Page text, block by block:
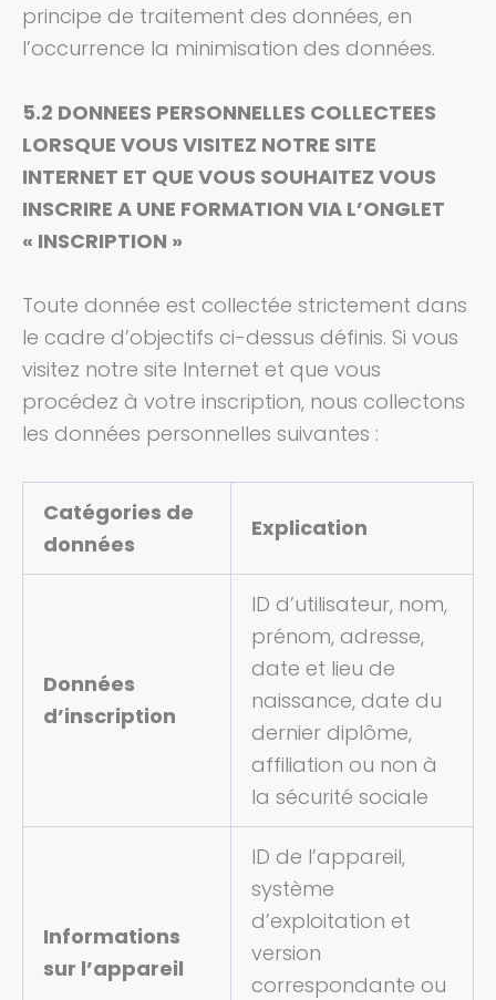
principe de traitement des données, en
l’occurrence la minimisation des données.
5.2 DONNEES PERSONNELLES COLLECTEES
LORSQUE VOUS VISITEZ NOTRE SITE
INTERNET ET QUE VOUS SOUHAITEZ VOUS
INSCRIRE A UNE FORMATION VIA L’ONGLET
« INSCRIPTION »
Toute donnée est collectée strictement dans
le cadre d’objectifs ci-dessus définis. Si vous
visitez notre site Internet et que vous
procédez à votre inscription, nous collectons
les données personnelles suivantes :
Catégories de
données
Explication
Données
d’inscription
ID d’utilisateur, nom,
prénom, adresse,
date et lieu de
naissance, date du
dernier diplôme,
affiliation ou non à
la sécurité sociale
Informations
sur l’appareil
ID de l’appareil,
système
d’exploitation et
version
correspondante ou